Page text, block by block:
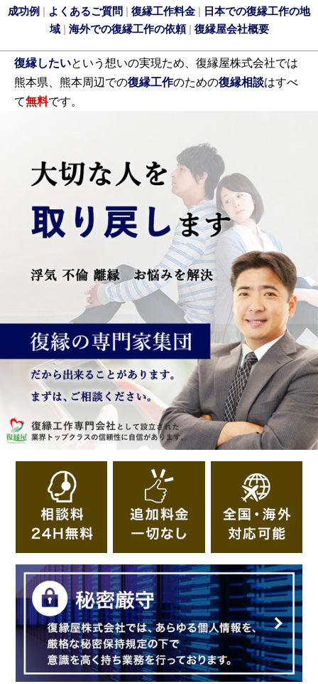
成功例 | よくあるご質問 | 復縁工作料金 | 日本での復縁工作の地
域| 海外での復縁工作の依頼| 復縁屋会社概要
復縁したいという想いの実現ため、復縁屋株式会社では
熊本県、熊本周辺での復縁工作のための復縁相談はすべ
て無料です。